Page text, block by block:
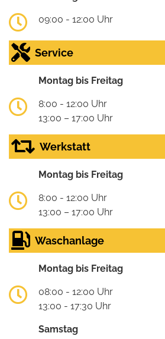
09:00 - 12:00 Uhr
Service
Montag bis Freitag
8:00 - 12:00 Uhr
13:00 – 17:00 Uhr
Werkstatt
Montag bis Freitag
8:00 - 12:00 Uhr
13:00 – 17:00 Uhr
Waschanlage
Montag bis Freitag
08:00 - 12:00 Uhr
13:00 - 17:30 Uhr
Samstag